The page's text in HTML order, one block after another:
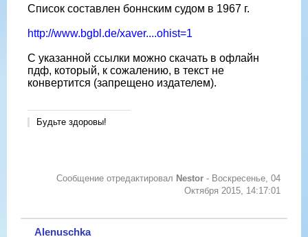
Список составлен боннским судом в 1967 г.
http://www.bgbl.de/xaver....ohist=1
С указанной ссылки можно скачать в офлайн
пдф, который, к сожалению, в текст не
конвертится (запрещено издателем).
Будьте здоровы!
Сообщение отредактировал Nestor - Воскресенье, 04
Октября 2015, 14:17:01
Alenuschka